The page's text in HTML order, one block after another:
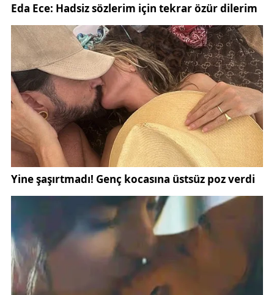
Sivas futbol gündemini yakından takip eden
okuyucular içinSivasspor haberlerikategorisinde
gelişmeler düzenli olarak paylaşılmaktadır.
Hazırlık sürecinin son bölümünde duran top
organizasyonlarına ağırlık verildi. Hem hücum hem
savunma varyasyonlarının tekrar edildiği bu
bölümde, özellikle kenar ortaları ve ceza sahası içi
pozisyon alma üzerine detaylı çalışmalar yapıldı.
Teknik Direktör İsmet Taşdemir’in zaman zaman
oyunu durdurarak oyunculara birebir uyarılarda
Duran topların maçın kaderini belirleyebildiği lig
maratonunda, bu tür detaylı çalışmaların karşılaşma
performansına doğrudan etki etmesi bekleniyor.
Yiğidolar, organizasyon disiplini ve saha içi